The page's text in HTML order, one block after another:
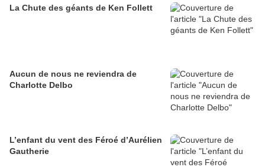
La Chute des géants de Ken Follett
Aucun de nous ne reviendra de
Charlotte Delbo
L’enfant du vent des Féroé d’Aurélien
Gautherie